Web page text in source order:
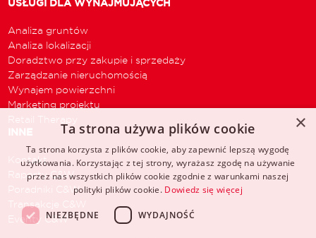
USŁUGI DLA WYNAJMUJĄCYCH
Analiza gruntów
Analiza lokalizacji
Doradztwo przy zakupie i sprzedaży
Zarządzanie nieruchomością
Wynajem powierzchni
Marketing projektu
Retail Therapy
INNE
Kontakt
Raporty C&W
Poradniki C&W
Transakcje C&W
Eventy C&W
×
Ta strona używa plików cookie
Ta strona korzysta z plików cookie, aby zapewnić lepszą wygodę
użytkowania. Korzystając z tej strony, wyrażasz zgodę na używanie
przez nas wszystkich plików cookie zgodnie z warunkami naszej
polityki plików cookie. Dowiedz się więcej
NIEZBĘDNE WYDAJNOŚĆ